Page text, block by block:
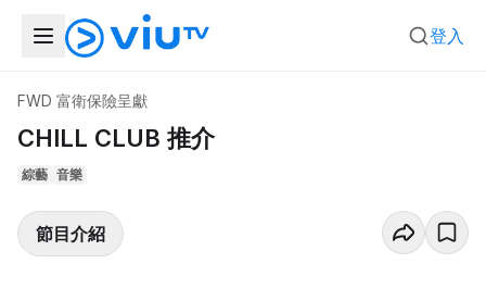
登入
FWD 富衛保險呈獻
CHILL CLUB 推介
綜藝 音樂
節目介紹